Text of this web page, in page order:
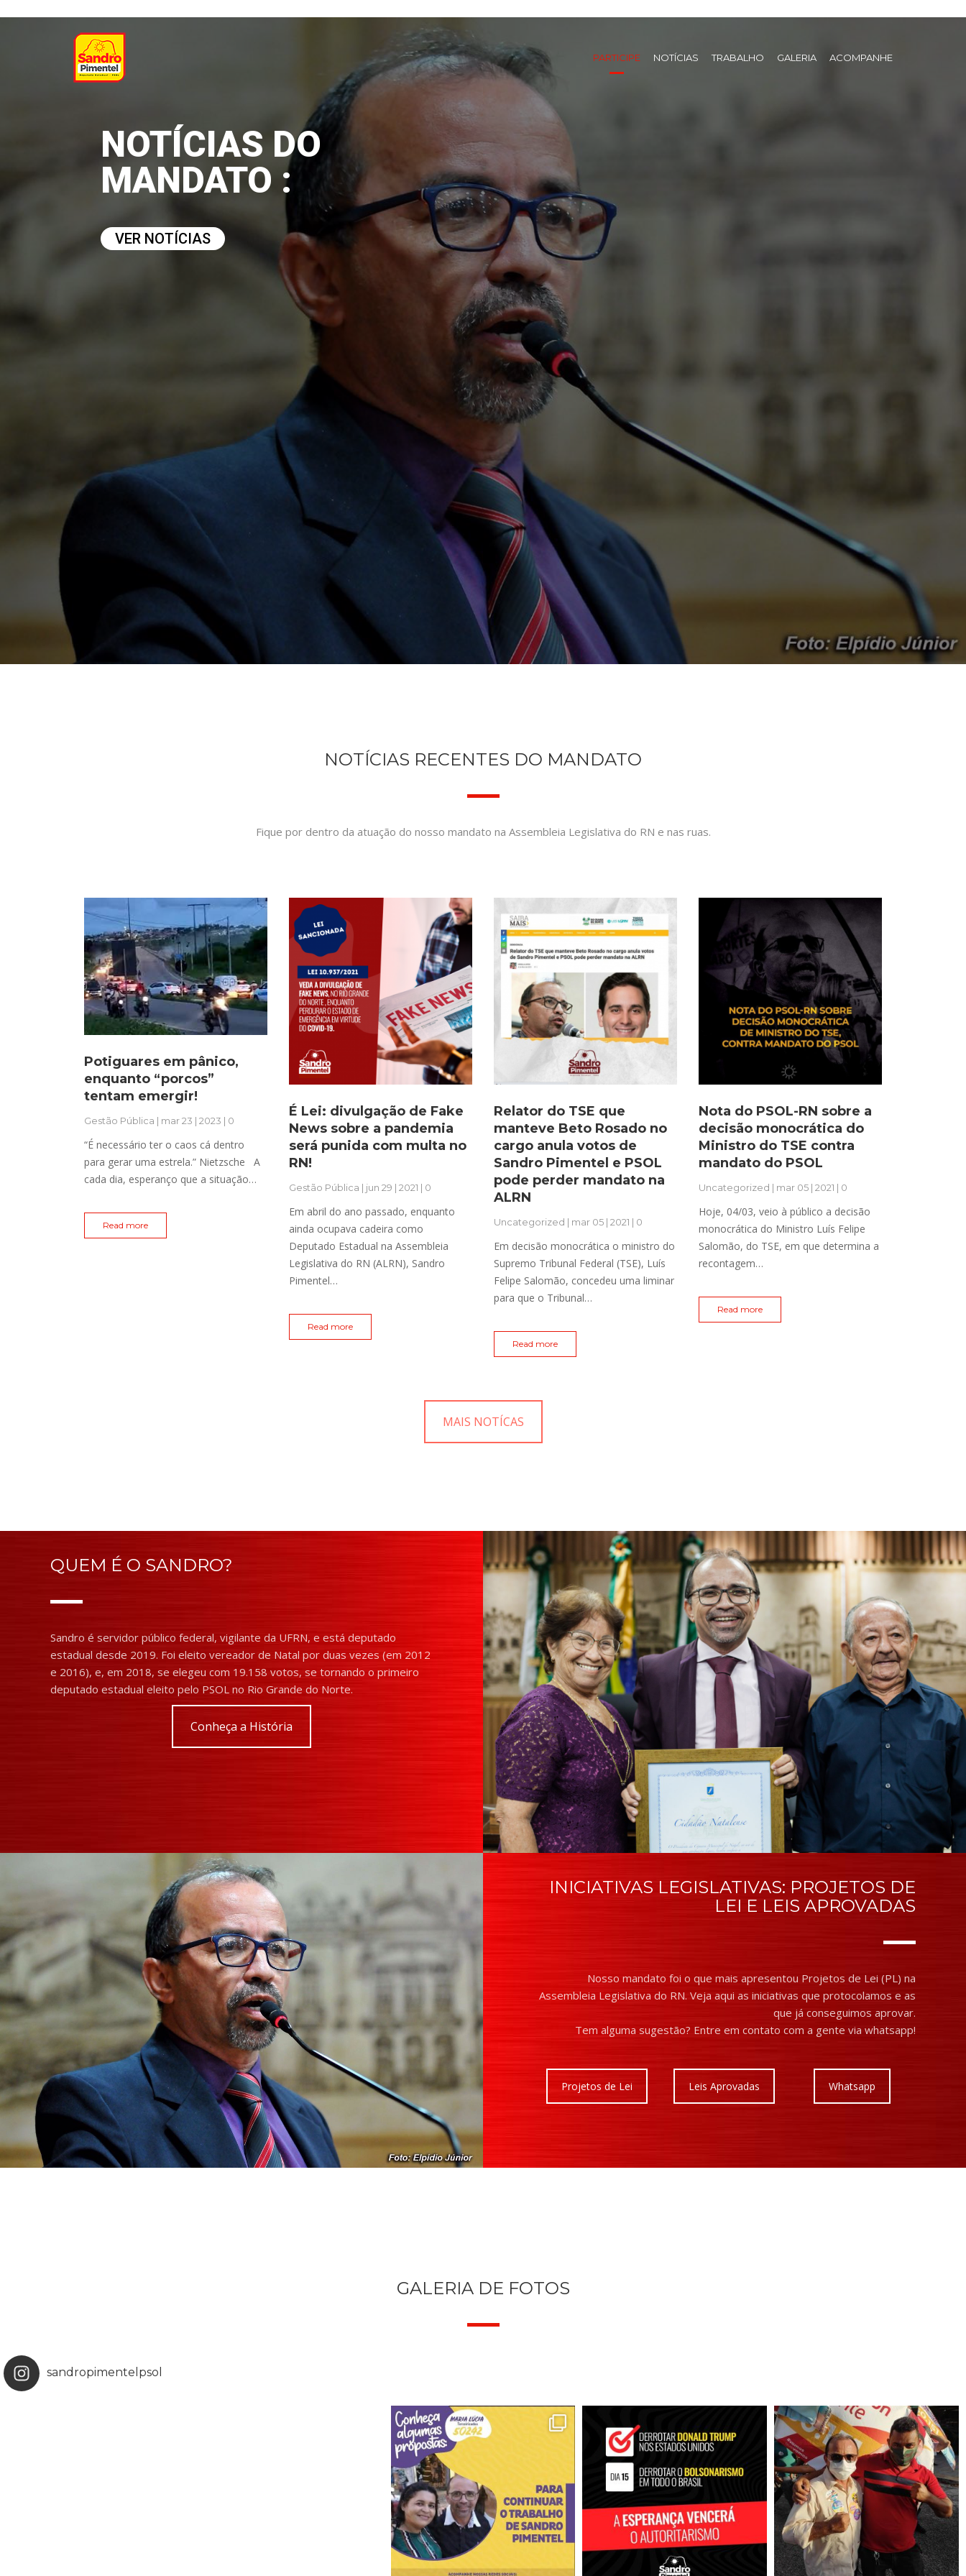
PARTICIPE NOTÍCIAS TRABALHO GALERIA ACOMPANHE
NOTÍCIAS DO
MANDATO :
VER NOTÍCIAS
NOTÍCIAS RECENTES DO MANDATO
Fique por dentro da atuação do nosso mandato na Assembleia Legislativa do RN e nas ruas.
Potiguares em pânico,
enquanto “porcos”
tentam emergir!
Gestão Pública | mar 23 | 2023 | 0
“É necessário ter o caos cá dentro
para gerar uma estrela.” Nietzsche A
cada dia, esperanço que a situação…
Read more
É Lei: divulgação de Fake
News sobre a pandemia
será punida com multa no
RN!
Gestão Pública | jun 29 | 2021 | 0
Em abril do ano passado, enquanto
ainda ocupava cadeira como
Deputado Estadual na Assembleia
Legislativa do RN (ALRN), Sandro
Pimentel…
Read more
Relator do TSE que
manteve Beto Rosado no
cargo anula votos de
Sandro Pimentel e PSOL
pode perder mandato na
ALRN
Uncategorized | mar 05 | 2021 | 0
Em decisão monocrática o ministro do
Supremo Tribunal Federal (TSE), Luís
Felipe Salomão, concedeu uma liminar
para que o Tribunal…
Read more
Nota do PSOL-RN sobre a
decisão monocrática do
Ministro do TSE contra
mandato do PSOL
Uncategorized | mar 05 | 2021 | 0
Hoje, 04/03, veio à público a decisão
monocrática do Ministro Luís Felipe
Salomão, do TSE, em que determina a
recontagem…
Read more
MAIS NOTÍCAS
QUEM É O SANDRO?
Sandro é servidor público federal, vigilante da UFRN, e está deputado
estadual desde 2019. Foi eleito vereador de Natal por duas vezes (em 2012
e 2016), e, em 2018, se elegeu com 19.158 votos, se tornando o primeiro
deputado estadual eleito pelo PSOL no Rio Grande do Norte.
Conheça a História
INICIATIVAS LEGISLATIVAS: PROJETOS DE
LEI E LEIS APROVADAS
Nosso mandato foi o que mais apresentou Projetos de Lei (PL) na
Assembleia Legislativa do RN. Veja aqui as iniciativas que protocolamos e as
que já conseguimos aprovar.
Tem alguma sugestão? Entre em contato com a gente via whatsapp!
Projetos de Lei Leis Aprovadas Whatsapp
GALERIA DE FOTOS
sandropimentelpsol